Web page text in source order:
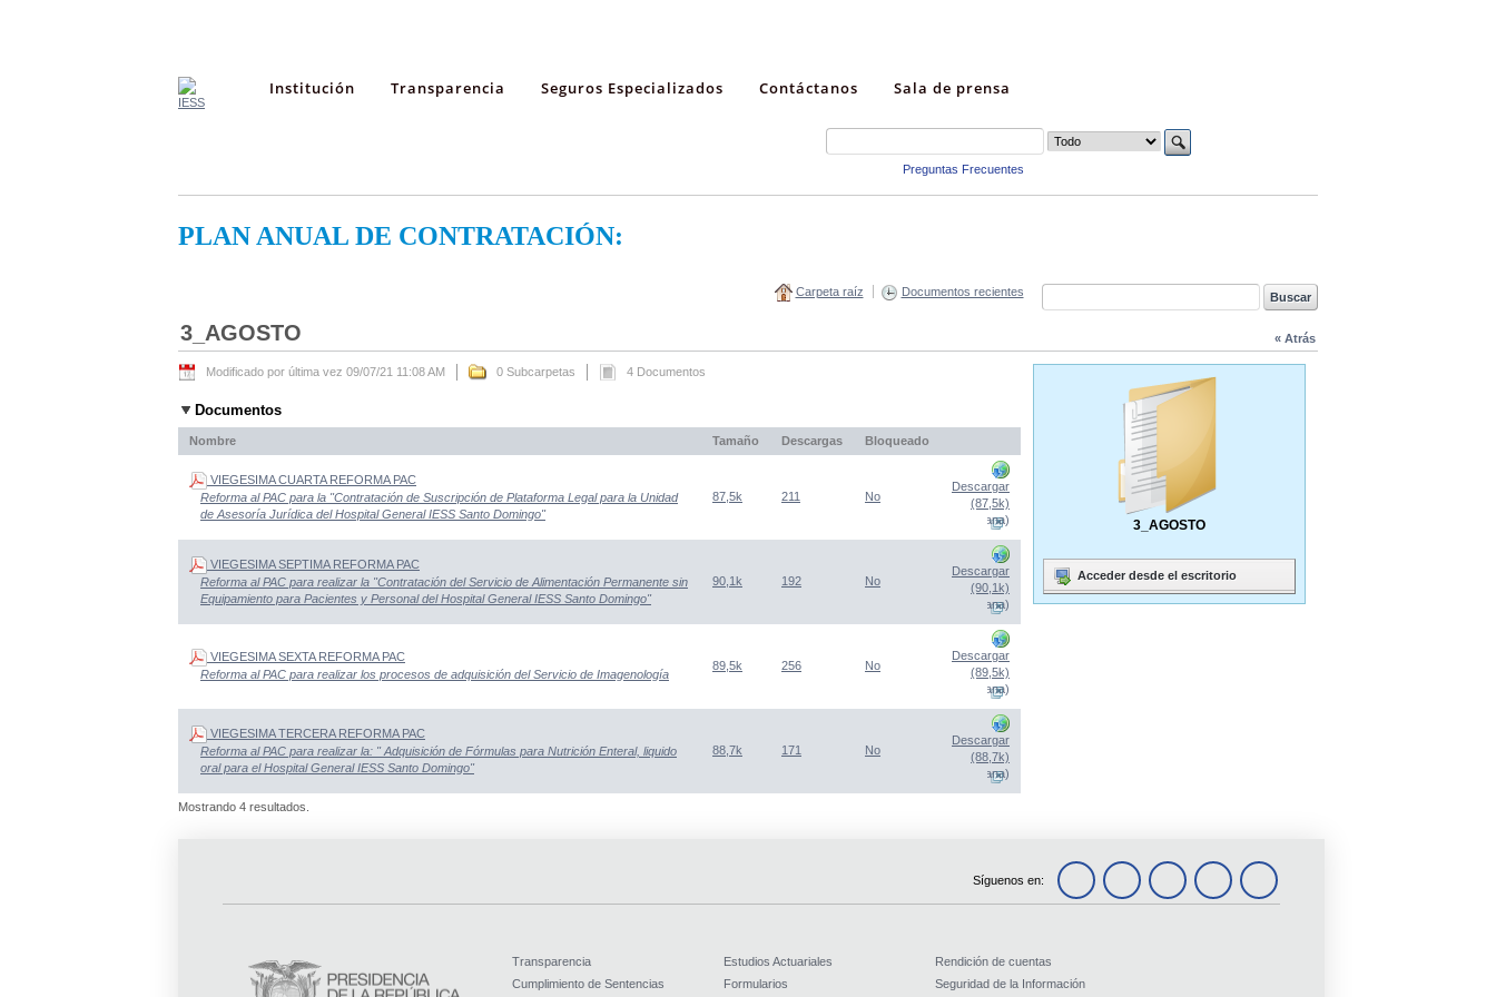
Institución Transparencia Seguros Especializados Contáctanos Sala de prensa
Preguntas Frecuentes
PLAN ANUAL DE CONTRATACIÓN:
Carpeta raíz Documentos recientes
« Atrás
3_AGOSTO
Modificado por última vez 09/07/21 11:08 AM 0 Subcarpetas 4 Documentos
Documentos
Nombre Tamaño Descargas Bloqueado
VIEGESIMA CUARTA REFORMA PAC
Reforma al PAC para la "Contratación de Suscripción de Plataforma Legal para la Unidad
de Asesoría Jurídica del Hospital General IESS Santo Domingo"
87,5k 211 No
Descargar
(87,5k)
(Abre una nueva ventana)
VIEGESIMA SEPTIMA REFORMA PAC
Reforma al PAC para realizar la "Contratación del Servicio de Alimentación Permanente sin
Equipamiento para Pacientes y Personal del Hospital General IESS Santo Domingo"
90,1k 192 No
Descargar
(90,1k)
(Abre una nueva ventana)
VIEGESIMA SEXTA REFORMA PAC
Reforma al PAC para realizar los procesos de adquisición del Servicio de Imagenología
89,5k 256 No
Descargar
(89,5k)
(Abre una nueva ventana)
VIEGESIMA TERCERA REFORMA PAC
Reforma al PAC para realizar la: " Adquisición de Fórmulas para Nutrición Enteral, liquido
oral para el Hospital General IESS Santo Domingo"
88,7k 171 No
Descargar
(88,7k)
(Abre una nueva ventana)
Mostrando 4 resultados.
3_AGOSTO
Acceder desde el escritorio
Síguenos en:
Transparencia
Cumplimiento de Sentencias
Estudios Actuariales
Formularios
Rendición de cuentas
Seguridad de la Información